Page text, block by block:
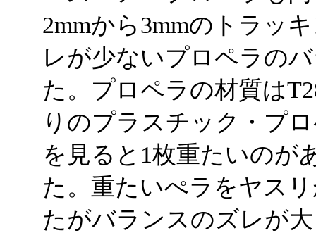
2mmから3mmのトラッ
レが少ないプロペラの
た。プロペラの材質は
りのプラスチック・プ
を見ると1枚重たいのが
た。重たいぺラをヤス
たがバランスのズレが